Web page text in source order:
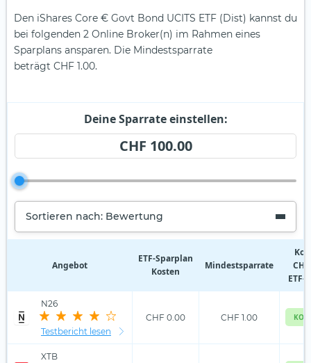
Den iShares Core € Govt Bond UCITS ETF (Dist) kannst du
bei folgenden 2 Online Broker(n) im Rahmen eines
Sparplans ansparen. Die Mindestsparrate
beträgt CHF 1.00.
Deine Sparrate einstellen:
CHF 100.00
Sortieren nach: Bewertung
Angebot
ETF‑Sparplan
Kosten
Mindestsparrate
ETF-
N26
Testbericht lesen
CHF 0.00 CHF 1.00
XTB